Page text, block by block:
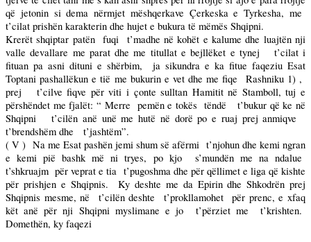
që jetonin si dema nërmjet mëshqerkave Çerkeska e Tyrkesha, me
t’cilat prishën karakterin dhe hujet e bukura të mëmës Shqipni.
Krerët shqiptar patën
fuqi
t’madhe në kohët e kalume dhe luajtën nji
valle devallare me parat dhe me titullat e bejllëket e tynej
t’cilat i
fituan pa asni dituni e shërbim,
ja sikundra e ka fitue faqeziu Esat
Toptani pashallëkun e tië me bukurin e vet dhe me fiqe
Rashniku 1) ,
prej
t’cilve fiqve për viti i çonte sulltan Hamitit në Stamboll, tuj e
përshëndet me fjalët: “ Merre pemën e tokës tëndë
t’bukur që ke në
Shqipni
t’cilën anë unë me hutë në dorë po e ruaj prej anmiqve
t’brendshëm dhe
t’jashtëm”.
( V ) Na me Esat pashën jemi shum së afërmi t’njohun dhe kemi ngran
e kemi pië bashk më ni tryes, po kjo
s’mundën me na ndalue
t’shkruajm për veprat e tia t’pugoshma dhe për qëllimet e liga që kishte
për prishjen e Shqipnis.
Ky deshte me da Epirin dhe Shkodrën prej
Shqipnis mesme, në
t’cilën deshte t’prokllamohet
për prenc, e xfaq
kët anë për nji Shqipni myslimane e jo
t’përziet me
t’krishten.
Domethën, ky faqezi